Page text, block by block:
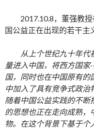
2017.10.8，董强教
国公益正在出现的若干主
从上个世纪九十年代
量进入中国，将西方国
国，同时也在中国原有的
中加入了具有竞争式政治
随着中国公益实践的不断
的思想也正在走向成熟，
物。在这个背景下基于个